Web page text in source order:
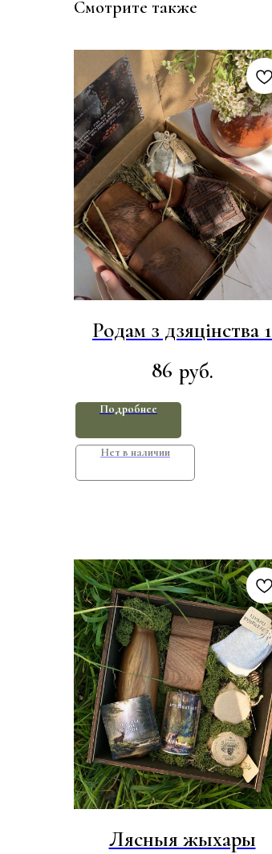
Смотрите также
Родам з дзяцінства 1
86 руб.
Подробнее
Нет в наличии
Лясныя жыхары